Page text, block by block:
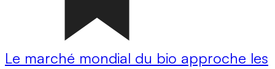
Le marché mondial du bio approche les